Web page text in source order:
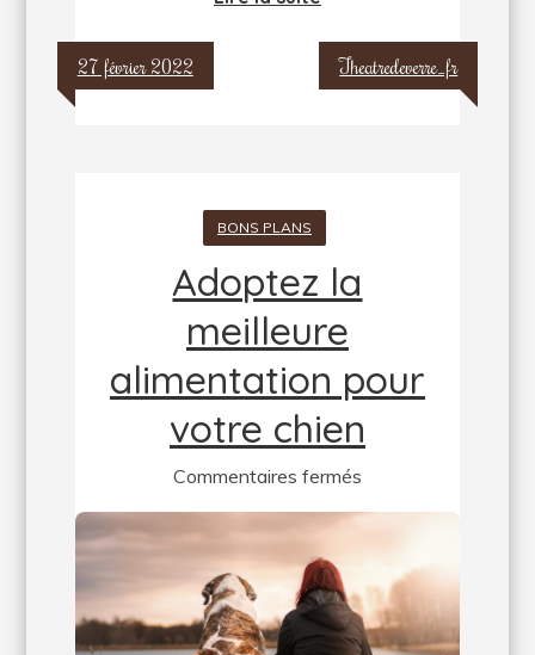
27 février 2022 Theatredeverre_fr
BONS PLANS
Adoptez la
meilleure
alimentation pour
votre chien
Commentaires ferméssur
Adoptez
meilleure
alimentation
pour